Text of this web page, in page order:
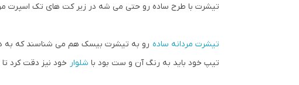
تیشرت با طرح ساده رو حتی می شه در زیر کت های تک اسپرت
تیشرت مردانه ساده رو به تیشرت بیسک هم می شناسند که به
تیپ خود باید به رنگ آن و ست بود با شلوار خود نیز دقت کرد